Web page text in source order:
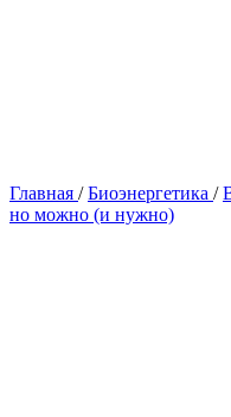
Главная / Биоэнергетика /
но можно (и нужно)